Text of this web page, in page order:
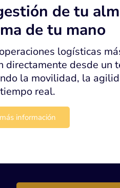
de tu
de tu mano
logísticas
directamente desde un
la movilidad, la
real.
información